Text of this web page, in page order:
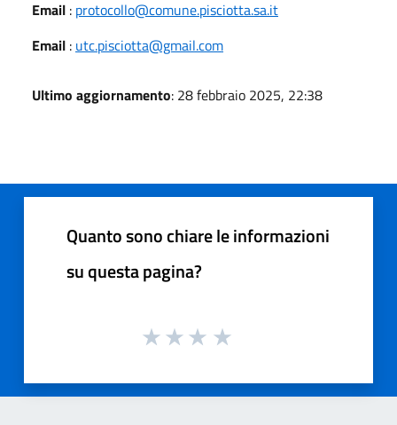
Email : protocollo@comune.pisciotta.sa.it
Email : utc.pisciotta@gmail.com
Ultimo aggiornamento: 28 febbraio 2025, 22:38
Quanto sono chiare le informazioni
su questa pagina?